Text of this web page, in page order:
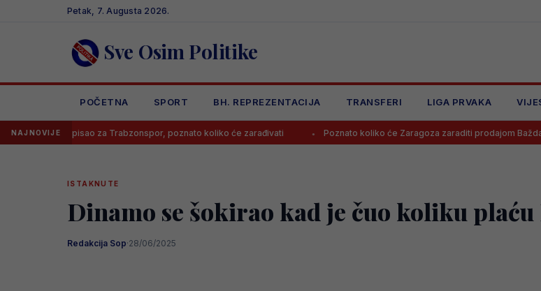
Petak, 7. Augusta 2026.
Sve Osim Politike
POČETNA SPORT BH. REPREZENTACIJA TRANSFERI LIGA PRVAKA
NAJNOVIJE
potpisao za Trabzonspor, poznato koliko će zarađivati Poznato koliko će Zaragoza zaraditi prodajom Baždara
ISTAKNUTE
Dinamo se šokirao kad je čuo koliku
Redakcija Sop·28/06/2025